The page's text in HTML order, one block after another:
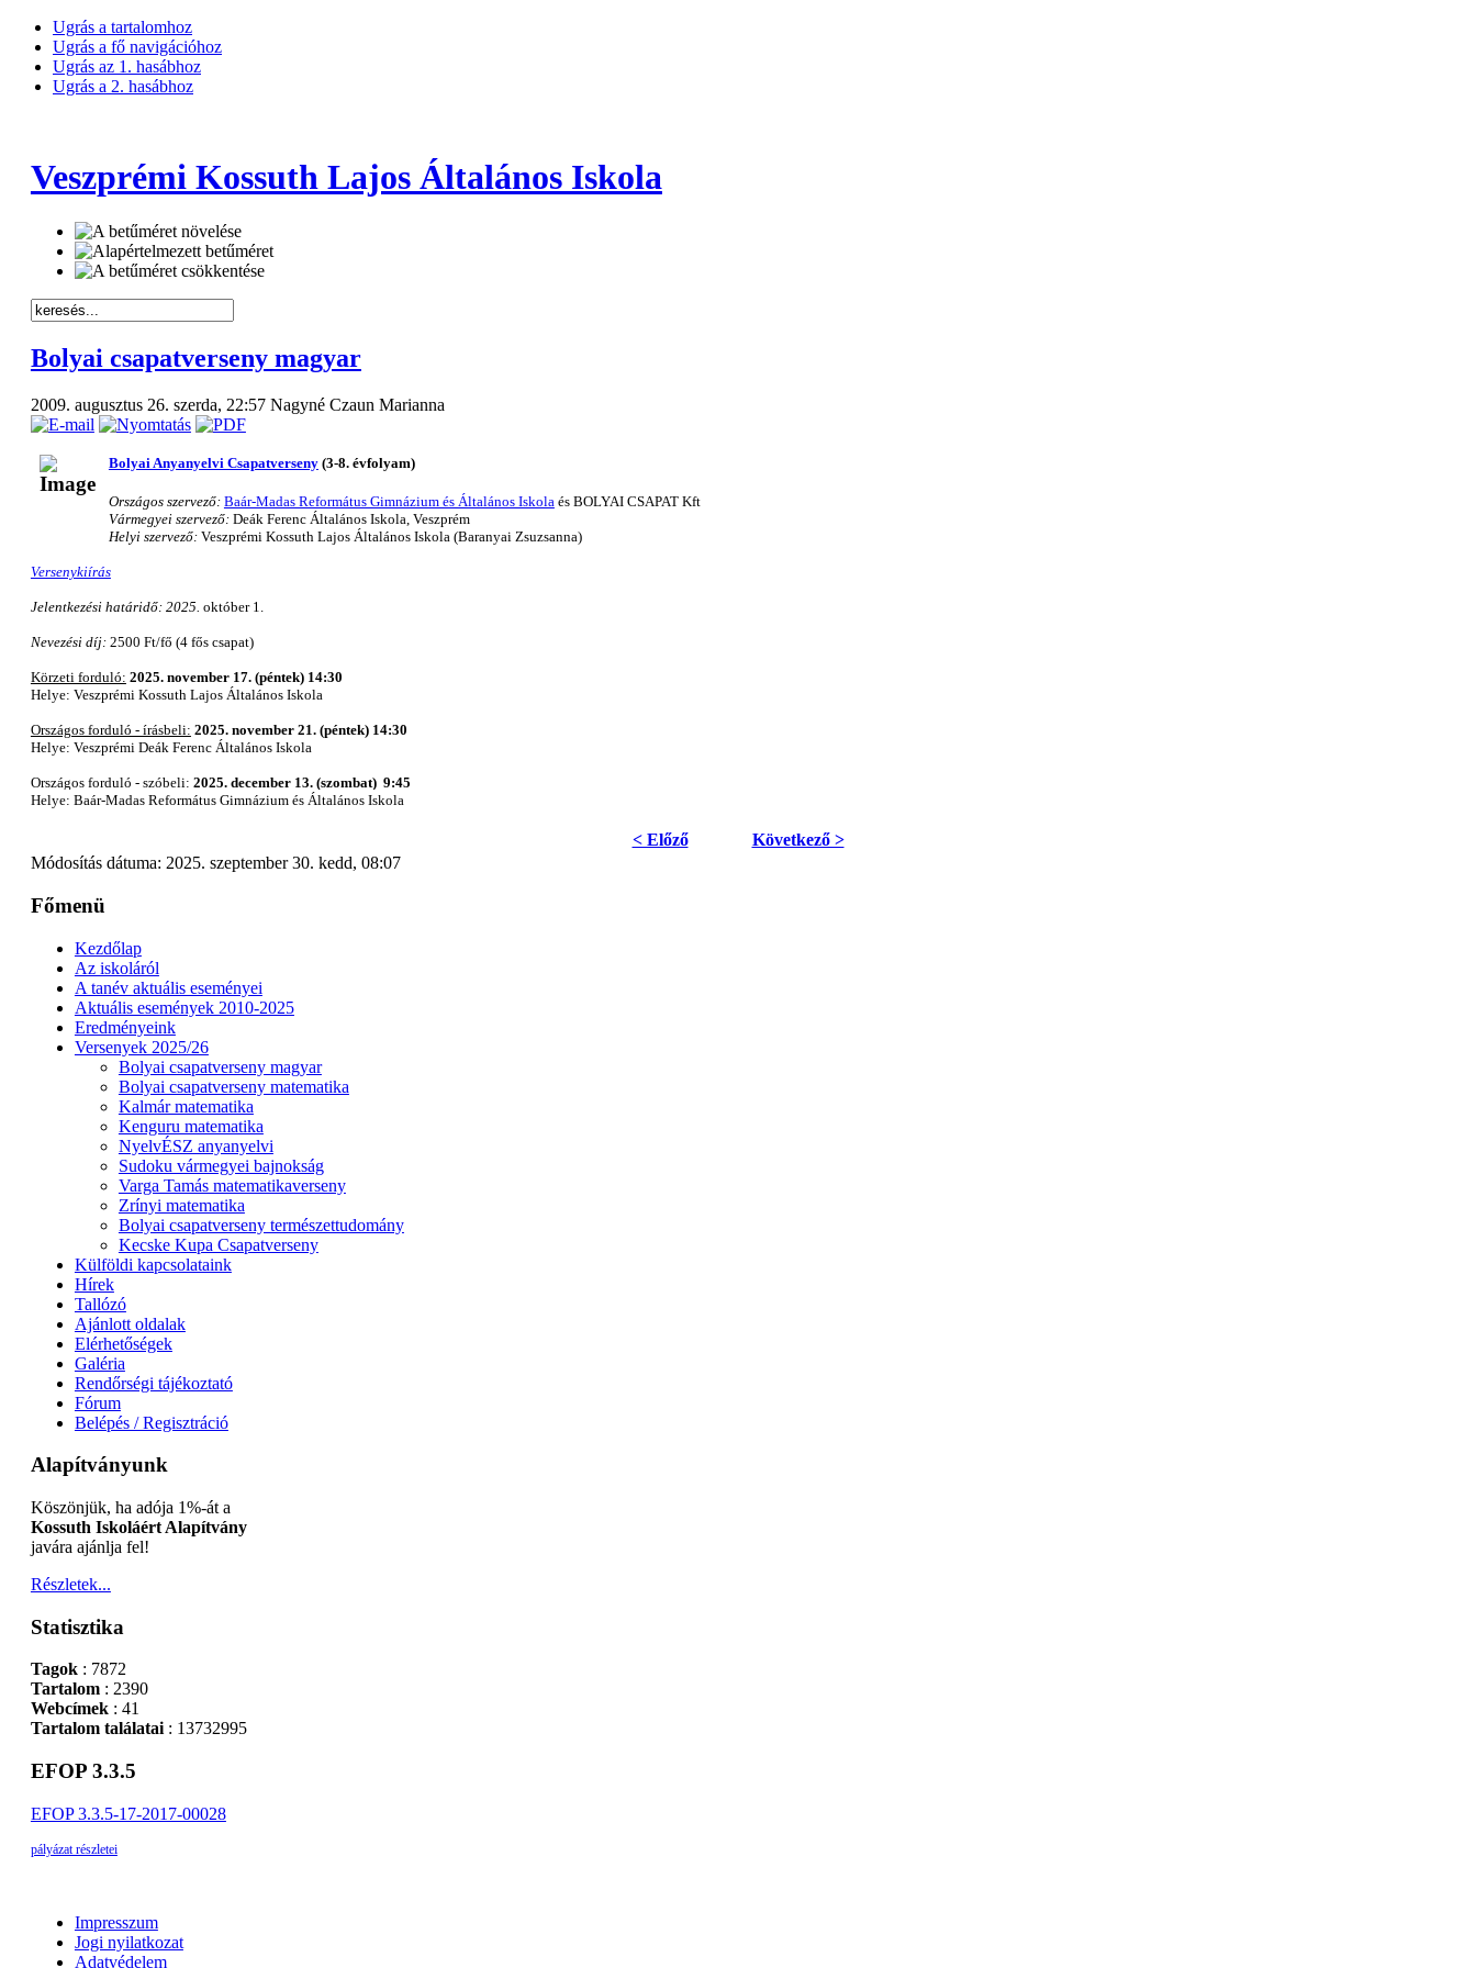
Ugrás a tartalomhoz
Ugrás a fő navigációhoz
Ugrás az 1. hasábhoz
Ugrás a 2. hasábhoz
Veszprémi Kossuth Lajos Általános Iskola
Bolyai csapatverseny magyar
2009. augusztus 26. szerda, 22:57 Nagyné Czaun Marianna
Bolyai Anyanyelvi Csapatverseny(3-8. évfolyam)
Országos szervező: Baár-Madas Református Gimnázium és Általános Iskolaés BOLYAI CSAPAT Kft
Vármegyei szervező: Deák Ferenc Általános Iskola, Veszprém
Helyi szervező: Veszprémi Kossuth Lajos Általános Iskola (Baranyai Zsuzsanna)
Versenykiírás
Jelentkezési határidő: 2025. október 1.
Nevezési díj:2500 Ft/fő (4 fős csapat)
Körzeti forduló: 2025. november 17. (péntek) 14:30
Helye: Veszprémi Kossuth Lajos Általános Iskola
Országos forduló - írásbeli: 2025. november 21. (péntek) 14:30
Helye: Veszprémi Deák Ferenc Általános Iskola
Országos forduló - szóbeli: 2025. december 13. (szombat) 9:45
Helye: Baár-Madas Református Gimnázium és Általános Iskola
< Előző
Következő >
Módosítás dátuma: 2025. szeptember 30. kedd, 08:07
Főmenü
Kezdőlap
Az iskoláról
A tanév aktuális eseményei
Aktuális események 2010-2025
Eredményeink
Versenyek 2025/26
Bolyai csapatverseny magyar
Bolyai csapatverseny matematika
Kalmár matematika
Kenguru matematika
NyelvÉSZ anyanyelvi
Sudoku vármegyei bajnokság
Varga Tamás matematikaverseny
Zrínyi matematika
Bolyai csapatverseny természettudomány
Kecske Kupa Csapatverseny
Külföldi kapcsolataink
Hírek
Tallózó
Ajánlott oldalak
Elérhetőségek
Galéria
Rendőrségi tájékoztató
Fórum
Belépés / Regisztráció
Alapítványunk
Köszönjük, ha adója 1%-át a
Kossuth Iskoláért Alapítvány
javára ajánlja fel!
Részletek...
Statisztika
Tagok: 7872
Tartalom: 2390
Webcímek: 41
Tartalom találatai: 13732995
EFOP 3.3.5
EFOP 3.3.5-17-2017-00028
pályázat részletei
Impresszum
Jogi nyilatkozat
Adatvédelem